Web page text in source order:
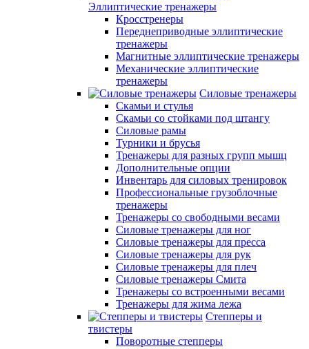
Эллиптические тренажеры
Кросстренеры
Переднеприводные эллиптические
тренажеры
Магнитные эллиптические тренажеры
Механические эллиптические
тренажеры
Силовые тренажеры
Скамьи и стулья
Скамьи со стойками под штангу
Силовые рамы
Турники и брусья
Тренажеры для разных групп мышц
Дополнительные опции
Инвентарь для силовых тренировок
Профессиональные грузоблочные
тренажеры
Тренажеры со свободными весами
Силовые тренажеры для ног
Силовые тренажеры для пресса
Силовые тренажеры для рук
Силовые тренажеры для плеч
Силовые тренажеры Смита
Тренажеры со встроенными весами
Тренажеры для жима лежа
Степперы и
твистеры
Поворотные степперы